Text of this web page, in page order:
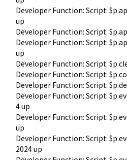
Developer Function: Script:
up
Developer Function: Script:
Developer Function: Script:
up
Developer Function: Script:
Developer Function: Script:
Developer Function: Script:
Developer Function: Script:
4 up
Developer Function: Script:
up
Developer Function: Script:
2024 up